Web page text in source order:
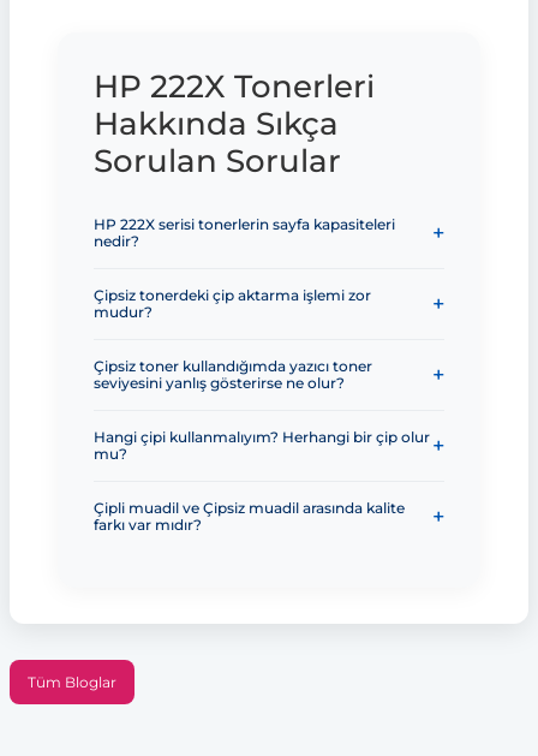
HP 222X Tonerleri
Hakkında Sıkça
Sorulan Sorular
HP 222X serisi tonerlerin sayfa kapasiteleri
nedir?
Çipsiz tonerdeki çip aktarma işlemi zor
mudur?
Çipsiz toner kullandığımda yazıcı toner
seviyesini yanlış gösterirse ne olur?
Hangi çipi kullanmalıyım? Herhangi bir çip olur
mu?
Çipli muadil ve Çipsiz muadil arasında kalite
farkı var mıdır?
Tüm Bloglar